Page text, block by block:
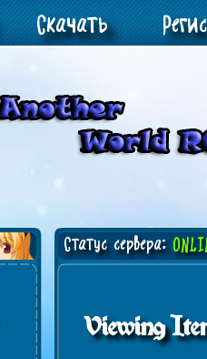
Скачать
Статус сервера:
Viewing